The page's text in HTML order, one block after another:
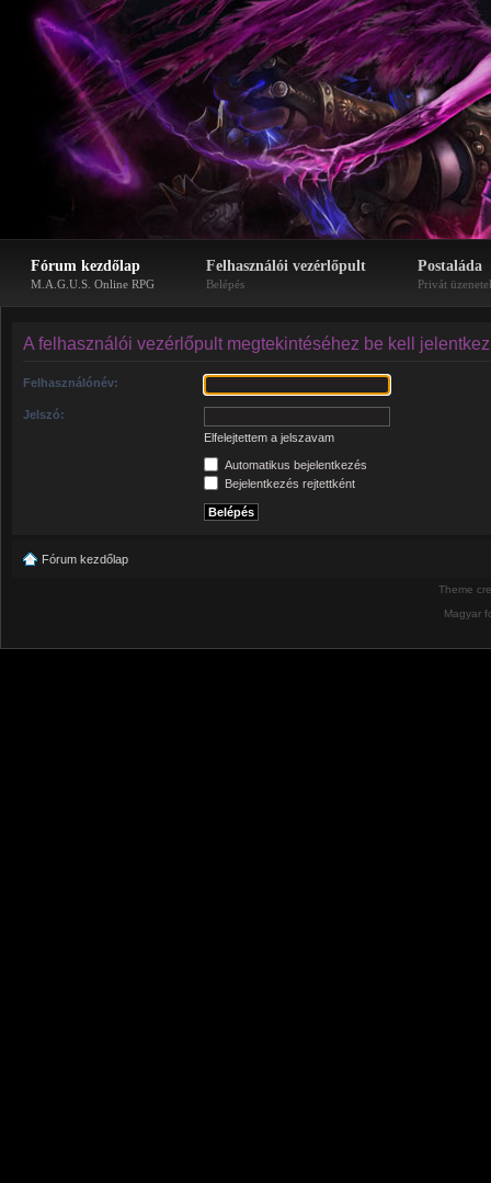
Fórum kezdőlap
M.A.G.U.S. Online RPG
Felhasználói vezérlőpult
Belépés
Postaláda
Privát
A felhasználói vezérlőpult megtekintéséhez be kell
Felhasználónév:
Jelszó:
Elfelejtettem a jelszavam
Automatikus bejelentkezés
Bejelentkezés rejtettként
Fórum kezdőlap
Theme
Magyar